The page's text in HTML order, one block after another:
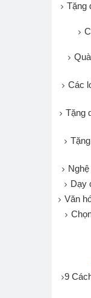
Tặng
Các
Tặng
Dạy
Văn
9